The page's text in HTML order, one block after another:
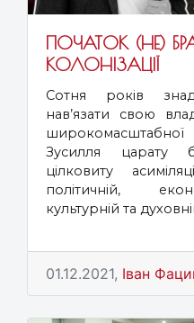
ПОЧАТОК (НЕ)
КОЛОНІЗАЦІЇ
Сотня років
нав’язати свою
широкомасштабної
Зусилля царату
цілковиту
політичній,
культурній та
01.12.2021, Іван